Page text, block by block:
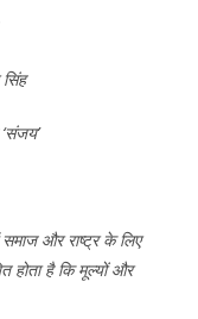
और राष्ट्र के लिए
होता है कि मूल्यों और